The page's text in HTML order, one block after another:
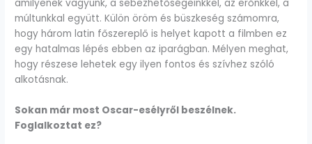
amilyenek vagyunk, a sebezhetőségeinkkel, az erőnkkel, a
múltunkkal együtt. Külön öröm és büszkeség számomra,
hogy három latin főszereplő is helyet kapott a filmben ez
egy hatalmas lépés ebben az iparágban. Mélyen meghat,
hogy részese lehetek egy ilyen fontos és szívhez szóló
alkotásnak.
Sokan már most Oscar-esélyről beszélnek.
Foglalkoztat ez?